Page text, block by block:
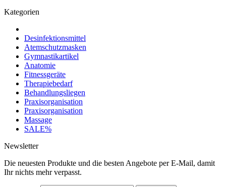
Kategorien
Desinfektionsmittel
Atemschutzmasken
Gymnastikartikel
Anatomie
Fitnessgeräte
Therapiebedarf
Behandlungsliegen
Praxisorganisation
Praxisorganisation
Massage
SALE%
Newsletter
Die neuesten Produkte und die besten Angebote per E-Mail, damit
Ihr nichts mehr verpasst.